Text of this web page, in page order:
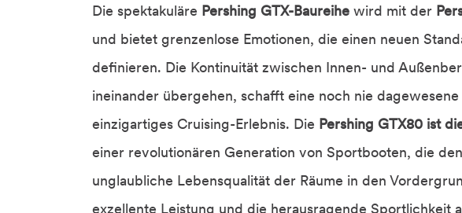
Die spektakuläre Pershing GTX-Baureihe wird mit der
und bietet grenzenlose Emotionen, die einen neuen
definieren. Die Kontinuität zwischen Innen- und
ineinander übergehen, schafft eine noch nie
einzigartiges Cruising-Erlebnis. Die Pershing GTX80 ist
einer revolutionären Generation von Sportbooten, die
unglaubliche Lebensqualität der Räume in den
exzellente Leistung und die herausragende Sportlichkeit